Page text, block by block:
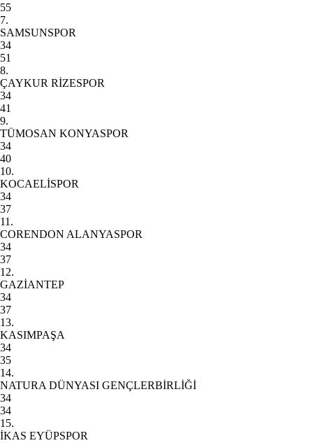
55
7.
SAMSUNSPOR
34
51
8.
ÇAYKUR RİZESPOR
34
41
9.
TÜMOSAN KONYASPOR
34
40
10.
KOCAELİSPOR
34
37
11.
CORENDON ALANYASPOR
34
37
12.
GAZİANTEP
34
37
13.
KASIMPAŞA
34
35
14.
NATURA DÜNYASI GENÇLERBİRLİĞİ
34
34
15.
İKAS EYÜPSPOR